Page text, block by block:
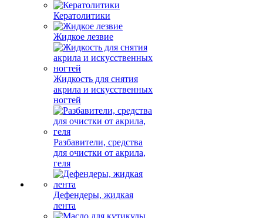
Кератолитики
Жидкое лезвие
Жидкость для снятия
акрила и искусственных
ногтей
Разбавители, средства
для очистки от акрила,
геля
Дефендеры, жидкая
лента